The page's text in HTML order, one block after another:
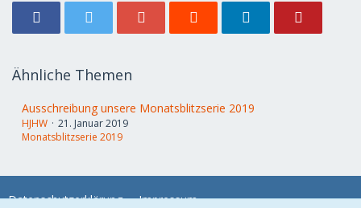
Ähnliche Themen
Ausschreibung unsere Monatsblitzserie 2019
HJHW
21. Januar 2019
Monatsblitzserie 2019
Datenschutzerklärung Impressum